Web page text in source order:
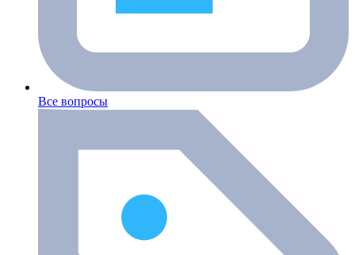
Все вопросы